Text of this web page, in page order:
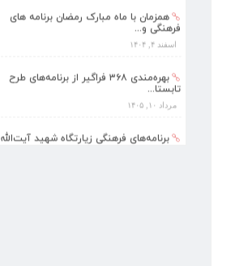
همزمان با ماه مبارک رمضان برنامه های
فرهنگی و...
اسفند ۴, ۱۴۰۴
بهره‌مندی ۳۶۸ فراگیر از برنامه‌های طرح
تابستا...
مرداد ۱۰, ۱۴۰۵
برنامه‌های فرهنگی زیارتگاه شهید آیت‌الله
مدرس...